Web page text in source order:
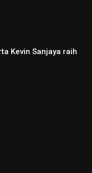
Kevin Sanjaya raih